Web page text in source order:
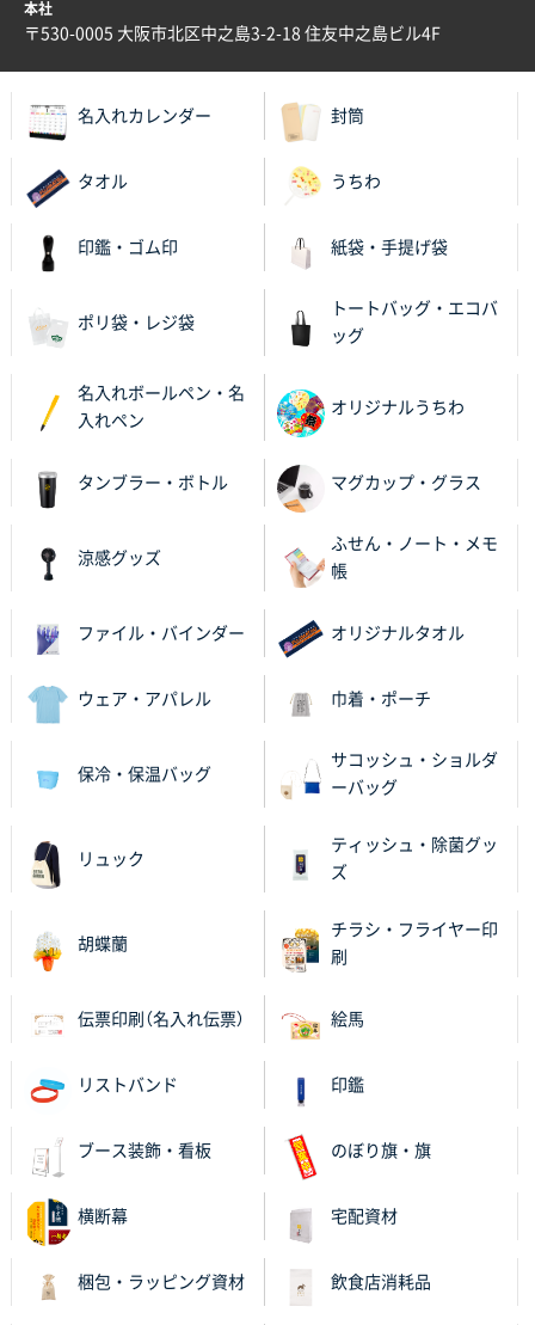
本社
〒530-0005 大阪市北区中之島3-2-18 住友中之島ビル4F
名入れカレンダー 封筒
タオル うちわ
印鑑・ゴム印 紙袋・手提げ袋
ポリ袋・レジ袋
トートバッグ・エコバ
ッグ
名入れボールペン・名
入れペン
オリジナルうちわ
タンブラー・ボトル マグカップ・グラス
涼感グッズ
ふせん・ノート・メモ
帳
ファイル・バインダー オリジナルタオル
ウェア・アパレル 巾着・ポーチ
保冷・保温バッグ
サコッシュ・ショルダ
ーバッグ
リュック
ティッシュ・除菌グッ
ズ
胡蝶蘭
チラシ・フライヤー印
刷
伝票印刷（名入れ伝票） 絵馬
リストバンド 印鑑
ブース装飾・看板 のぼり旗・旗
横断幕 宅配資材
梱包・ラッピング資材 飲食店消耗品